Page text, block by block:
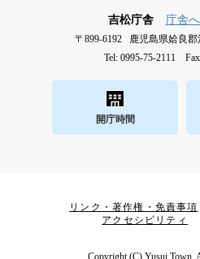
吉松庁舎 庁舎
〒899-6192 鹿児島県姶良郡
Tel: 0995-75-2111
開庁時間
リンク・著作権・免責事項
アクセシビリティ